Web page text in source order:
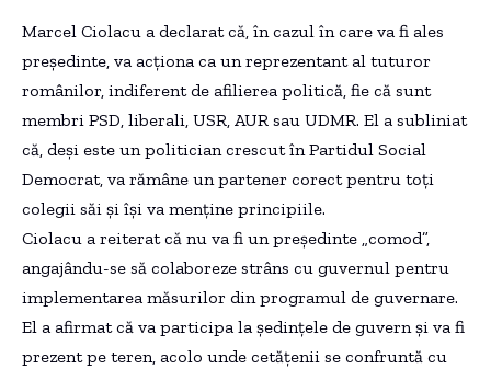
Marcel Ciolacu a declarat că, în cazul în care va fi ales
președinte, va acționa ca un reprezentant al tuturor
românilor, indiferent de afilierea politică, fie că sunt
membri PSD, liberali, USR, AUR sau UDMR. El a subliniat
că, deși este un politician crescut în Partidul Social
Democrat, va rămâne un partener corect pentru toți
colegii săi și își va menține principiile.
Ciolacu a reiterat că nu va fi un președinte „comod”,
angajându-se să colaboreze strâns cu guvernul pentru
implementarea măsurilor din programul de guvernare.
El a afirmat că va participa la ședințele de guvern și va fi
prezent pe teren, acolo unde cetățenii se confruntă cu